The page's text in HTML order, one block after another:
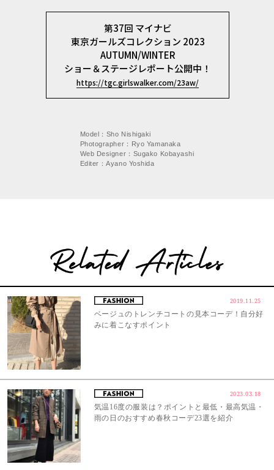
第37回 マイナビ
東京ガールズコレクション 2023
AUTUMN/WINTER
ショー＆ステージレポート公開中！
https://tgc.girlswalker.com/23aw/
Model：Sho Nishigaki
Photographer：Ryo Yamanaka
Web Designer：Sugako Kobayashi
Editer：Ayano Yoshida
2019.11.25
ベージュのトレンチコートの見本コーデ！自分好
みに着こなすポイント
2023.03.18
気温16度の服装は？ポイントと最低・最高気温・
雨の日のおすすめ春秋コーデ23選を紹介